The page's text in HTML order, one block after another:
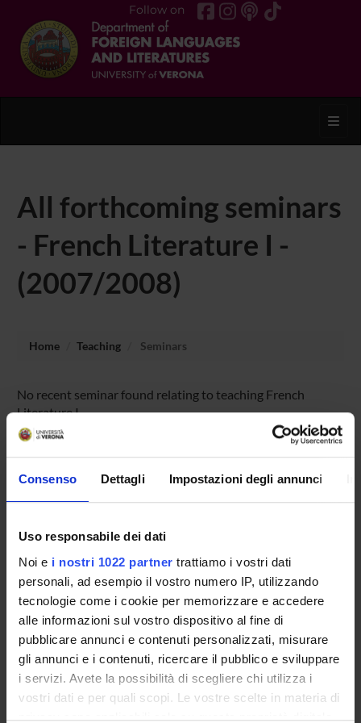
Consenso Dettagli Impostazioni degli annunci
Uso responsabile dei dati
Noi e i nostri 1022 partner trattiamo i vostri dati
personali, ad esempio il vostro numero IP, utilizzando
tecnologie come i cookie per memorizzare e accedere
alle informazioni sul vostro dispositivo al fine di
pubblicare annunci e contenuti personalizzati, misurare
gli annunci e i contenuti, ricercare il pubblico e sviluppare
i servizi. Avete la possibilità di scegliere chi utilizza i
vostri dati e per quali scopi. Le vostre scelte in materia di
privacy sono applicabili solo su questa proprietà digitale
Follow on
All forthcoming seminars
- French Literature I -
(2007/2008)
Home Teaching Seminars
No recent seminar found relating to teaching French
Literature I.
STUDYING
PHD PROGRAMMES AND POSTGRADUATE
COURSES
Contacts
People
Places
Calendar